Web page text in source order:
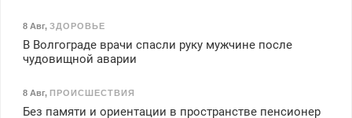
8 Авг, ЗДОРОВЬЕ
В Волгограде врачи спасли руку мужчине после
чудовищной аварии
8 Авг, ПРОИСШЕСТВИЯ
Без памяти и ориентации в пространстве пенсионер